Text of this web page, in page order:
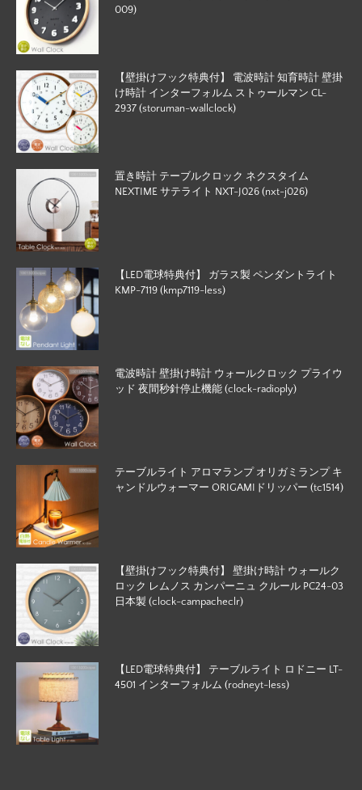
009)
【壁掛けフック特典付】 電波時計 知育時計 壁掛
け時計 インターフォルム ストゥールマン CL-
2937 (storuman-wallclock)
置き時計 テーブルクロック ネクスタイム
NEXTIME サテライト NXT-J026 (nxt-j026)
【LED電球特典付】 ガラス製 ペンダントライト
KMP-7119 (kmp7119-less)
電波時計 壁掛け時計 ウォールクロック プライウ
ッド 夜間秒針停止機能 (clock-radioply)
テーブルライト アロマランプ オリガミランプ キ
ャンドルウォーマー ORIGAMIドリッパー (tc1514)
【壁掛けフック特典付】 壁掛け時計 ウォールク
ロック レムノス カンパーニュ クルール PC24-03
日本製 (clock-campacheclr)
【LED電球特典付】 テーブルライト ロドニー LT-
4501 インターフォルム (rodneyt-less)